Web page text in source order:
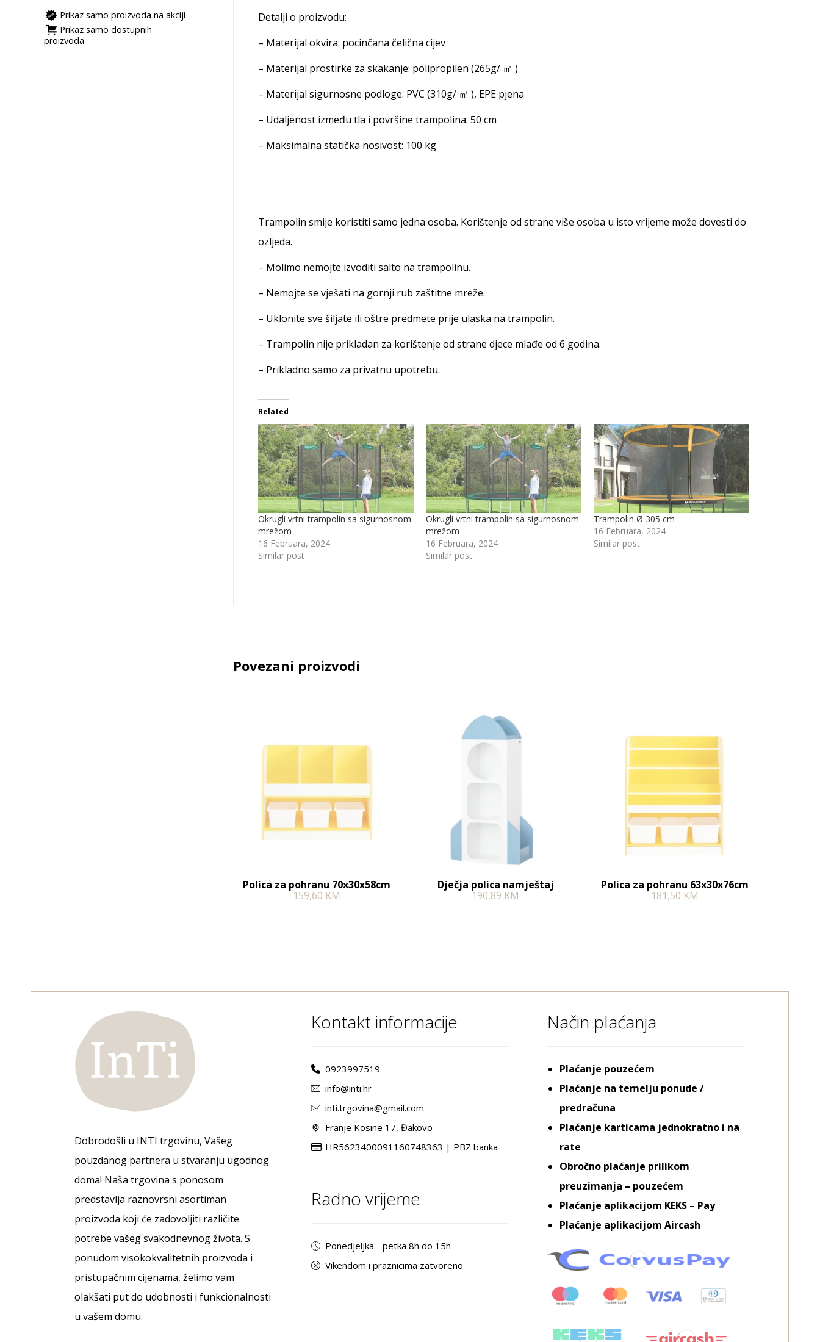
Detalji o proizvodu:
– Materijal okvira: pocinčana čelična cijev
– Materijal prostirke za skakanje: polipropilen (265g/ ㎡ )
– Materijal sigurnosne podloge: PVC (310g/ ㎡ ), EPE pjena
– Udaljenost između tla i površine trampolina: 50 cm
– Maksimalna statička nosivost: 100 kg
Trampolin smije koristiti samo jedna osoba. Korištenje od strane više osoba u isto vrijeme može dovesti do
ozljeda.
– Molimo nemojte izvoditi salto na trampolinu.
– Nemojte se vješati na gornji rub zaštitne mreže.
– Uklonite sve šiljate ili oštre predmete prije ulaska na trampolin.
– Trampolin nije prikladan za korištenje od strane djece mlađe od 6 godina.
– Prikladno samo za privatnu upotrebu.
Related
Okrugli vrtni trampolin sa sigurnosnom
mrežom
16 Februara, 2024
Similar post
Okrugli vrtni trampolin sa sigurnosnom
mrežom
16 Februara, 2024
Similar post
Trampolin Ø 305 cm
16 Februara, 2024
Similar post
Povezani proizvodi
Polica za pohranu 70x30x58cm
159,60 KM
Dječja polica namještaj
190,89 KM
Polica za pohranu 63x30x76cm
181,50 KM
Prikaz samo proizvoda na akciji
Prikaz samo dostupnih
proizvoda
Dobrodošli u INTI trgovinu, Vašeg
pouzdanog partnera u stvaranju ugodnog
doma! Naša trgovina s ponosom
predstavlja raznovrsni asortiman
proizvoda koji će zadovoljiti različite
potrebe vašeg svakodnevnog života. S
ponudom visokokvalitetnih proizvoda i
pristupačnim cijenama, želimo vam
olakšati put do udobnosti i funkcionalnosti
u vašem domu.
Kontakt informacije
0923997519
info@inti.hr
inti.trgovina@gmail.com
Franje Kosine 17, Đakovo
HR5623400091160748363 | PBZ banka
Radno vrijeme
Ponedjeljka - petka 8h do 15h
Vikendom i praznicima zatvoreno
Način plaćanja
Plaćanje pouzećem
Plaćanje na temelju ponude /
predračuna
Plaćanje karticama jednokratno i na
rate
Obročno plaćanje prilikom
preuzimanja – pouzećem
Plaćanje aplikacijom KEKS – Pay
Plaćanje aplikacijom Aircash